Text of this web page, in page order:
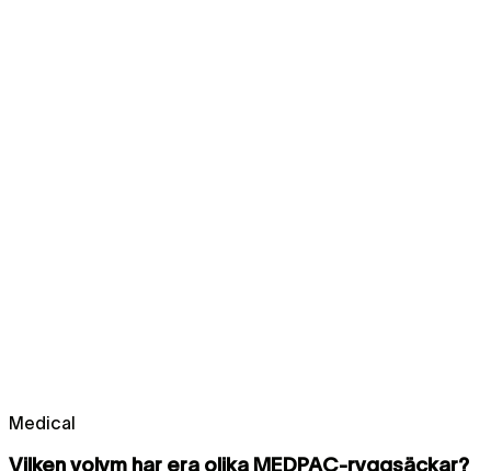
Medical
Vilken volym har era olika MEDPAC-ryggsäckar?